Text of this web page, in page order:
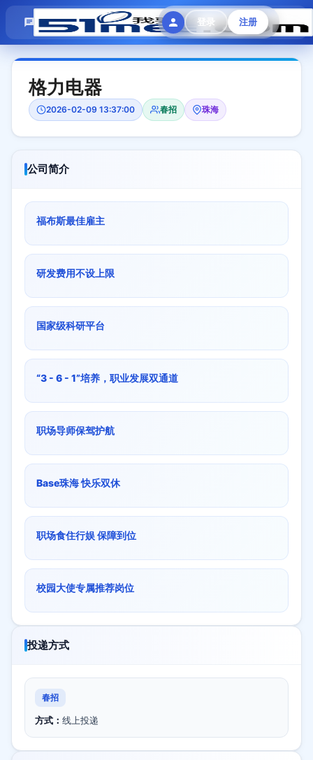
登录 注册
模拟面试 题目大全 招聘中心 会员专区
格力电器
2026-02-09 13:37:00 春招 珠海
公司简介
福布斯最佳雇主
研发费用不设上限
国家级科研平台
“3 - 6 - 1”培养，职业发展双通道
职场导师保驾护航
Base珠海 快乐双休
职场食住行娱 保障到位
校园大使专属推荐岗位
投递方式
春招
方式： 线上投递